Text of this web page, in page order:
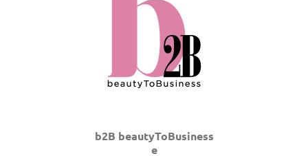
b2B beautyToBusiness
e